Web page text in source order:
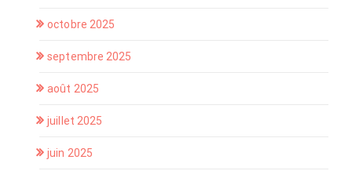
octobre 2025
septembre 2025
août 2025
juillet 2025
juin 2025